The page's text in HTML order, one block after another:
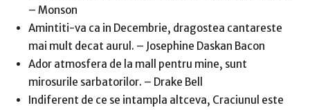
– Monson
Amintiti-va ca in Decembrie, dragostea cantareste
mai mult decat aurul. – Josephine Daskan Bacon
Ador atmosfera de la mall pentru mine, sunt
mirosurile sarbatorilor. – Drake Bell
Indiferent de ce se intampla altceva, Craciunul este